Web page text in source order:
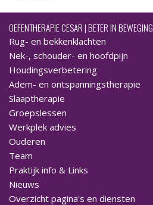
OEFENTHERAPIE CESAR | BETER IN BEWEGING
Rug- en bekkenklachten
Nek-, schouder- en hoofdpijn
Houdingsverbetering
Adem- en ontspanningstherapie
Slaaptherapie
Groepslessen
Werkplek advies
Ouderen
Team
Praktijk info & Links
Nieuws
Overzicht pagina's en diensten